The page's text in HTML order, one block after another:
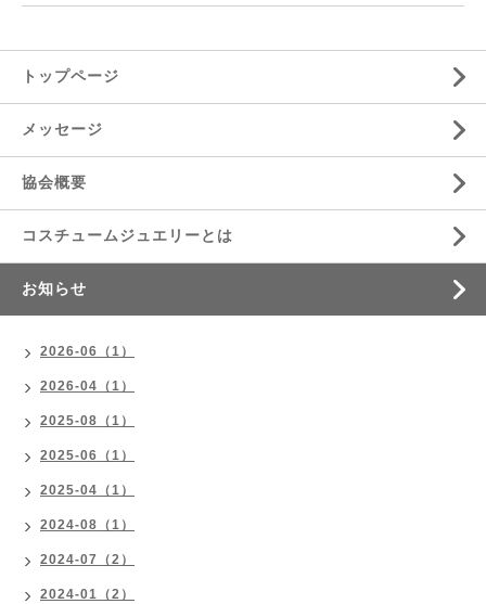
トップページ
メッセージ
協会概要
コスチュームジュエリーとは
お知らせ
2026-06（1）
2026-04（1）
2025-08（1）
2025-06（1）
2025-04（1）
2024-08（1）
2024-07（2）
2024-01（2）